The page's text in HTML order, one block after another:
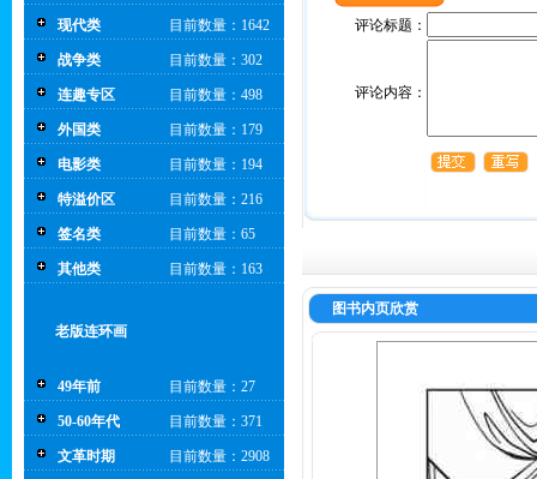
现代类 目前数量：1642
战争类 目前数量：302
连趣专区 目前数量：498
外国类 目前数量：179
电影类 目前数量：194
特溢价区 目前数量：216
签名类 目前数量：65
其他类 目前数量：163
老版连环画
49年前 目前数量：27
50-60年代 目前数量：371
文革时期 目前数量：2908
评论标题：
评论内容：
图书内页欣赏